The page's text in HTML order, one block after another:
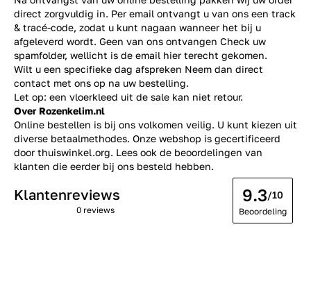
direct zorgvuldig in. Per email ontvangt u van ons een track
& tracé-code, zodat u kunt nagaan wanneer het bij u
afgeleverd wordt. Geen van ons ontvangen Check uw
spamfolder, wellicht is de email hier terecht gekomen.
Wilt u een specifieke dag afspreken Neem dan direct
contact met ons op na uw bestelling.
Let op: een vloerkleed uit de sale kan niet retour.
Over Rozenkelim.nl
Online bestellen is bij ons volkomen veilig. U kunt kiezen uit
diverse betaalmethodes. Onze webshop is gecertificeerd
door thuiswinkel.org. Lees ook de beoordelingen van
klanten die eerder bij ons besteld hebben.
Klantenreviews
0 reviews
9.3/10
Beoordeling